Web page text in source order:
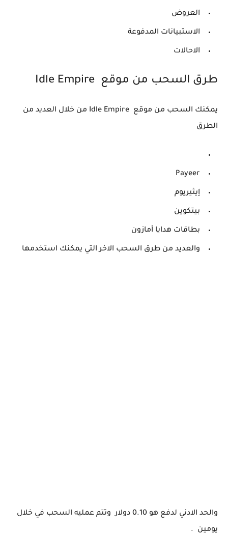
العروض
الاستبيانات المدفوعة
الاحالات
طرق السحب من موقع Idle Empire
يمكنك السحب من موقع Idle Empire من خلال العديد من
الطرق
Payeer
إيثيريوم
بيتكوين
بطاقات هدايا أمازون
والعديد من طرق السحب الاخر التي يمكنك استخدمها
والحد الادني لدفع هو 0.10 دولار وتتم عمليه السحب في خلال
يومين .